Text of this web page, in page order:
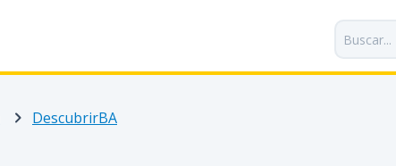
a
DescubrirBA